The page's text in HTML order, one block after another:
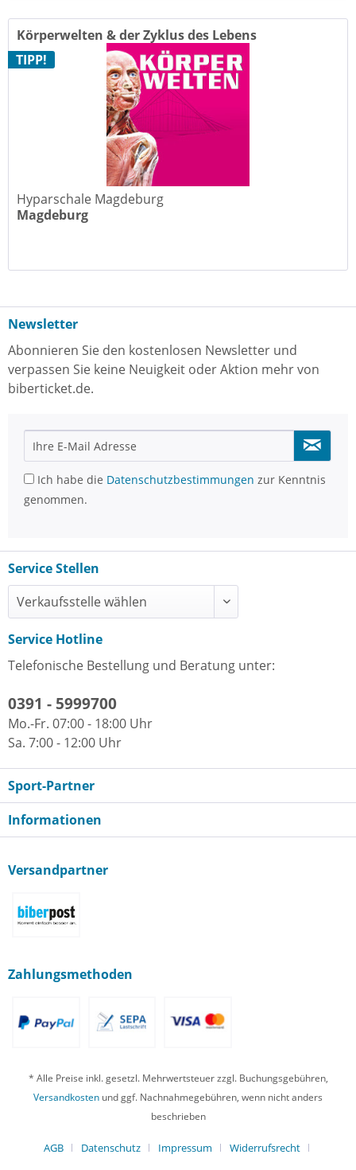
TIPP!
Körperwelten & der Zyklus des Lebens
Hyparschale Magdeburg
Magdeburg
Newsletter
Abonnieren Sie den kostenlosen Newsletter und
verpassen Sie keine Neuigkeit oder Aktion mehr von
biberticket.de.
Ich habe die Datenschutzbestimmungen zur Kenntnis
genommen.
Service Stellen
Service Hotline
Telefonische Bestellung und Beratung unter:
0391 - 5999700
Mo.-Fr. 07:00 - 18:00 Uhr
Sa. 7:00 - 12:00 Uhr
Sport-Partner
Informationen
Versandpartner
Zahlungsmethoden
* Alle Preise inkl. gesetzl. Mehrwertsteuer zzgl. Buchungsgebühren,
Versandkosten und ggf. Nachnahmegebühren, wenn nicht anders
beschrieben
AGB Datenschutz Impressum
Widerrufsrecht